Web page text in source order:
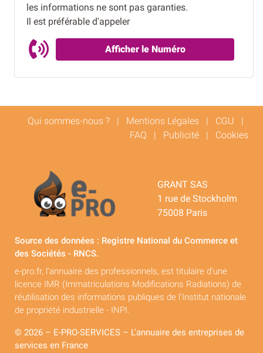
les informations ne sont pas garanties.
Il est préférable d'appeler
Afficher le Numéro
Qui sommes-nous ? | Mentions Légales | CGU |
FAQ | Publicité | Cookies
GRANT SAS
1 rue de Stockholm
75008 Paris
Source des données : Registre National du Commerce et
des Sociétés - RNCS.
e-pro.fr, l'annuaire des professionnels, est titulaire d'une
licence IMR (Immatriculations Modifications Radiations) de
réutilisation des informations publiques de l'Institut nationale
de propriété industrielle - INPI.
© 2026 – E-PRO-SERVICES – L'annuaire des entreprises de
services en France